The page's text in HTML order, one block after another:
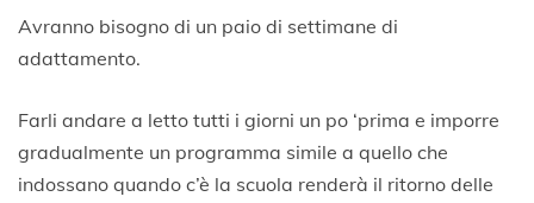
Avranno bisogno di un paio di settimane di
adattamento.
Farli andare a letto tutti i giorni un po ‘prima e imporre
gradualmente un programma simile a quello che
indossano quando c’è la scuola renderà il ritorno delle